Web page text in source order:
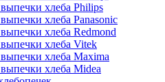
хлеба Philips
хлеба Panasonic
хлеба Redmond
хлеба Vitek
хлеба Maxima
хлеба Midea